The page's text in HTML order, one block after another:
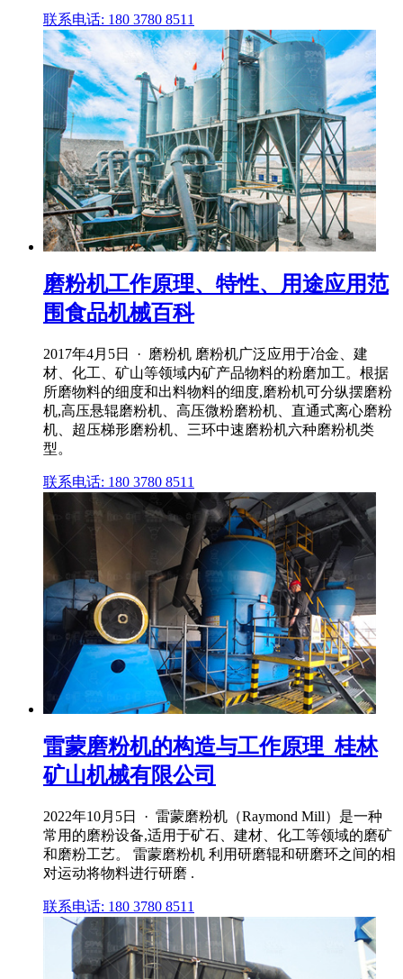
联系电话: 180 3780 8511
磨粉机工作原理、特性、用途应用范
围食品机械百科
2017年4月5日 · 磨粉机 磨粉机广泛应用于冶金、建
材、化工、矿山等领域内矿产品物料的粉磨加工。根据
所磨物料的细度和出料物料的细度,磨粉机可分纵摆磨粉
机,高压悬辊磨粉机、高压微粉磨粉机、直通式离心磨粉
机、超压梯形磨粉机、三环中速磨粉机六种磨粉机类
型。
联系电话: 180 3780 8511
雷蒙磨粉机的构造与工作原理_桂林
矿山机械有限公司
2022年10月5日 · 雷蒙磨粉机（Raymond Mill）是一种
常用的磨粉设备,适用于矿石、建材、化工等领域的磨矿
和磨粉工艺。 雷蒙磨粉机 利用研磨辊和研磨环之间的相
对运动将物料进行研磨 .
联系电话: 180 3780 8511